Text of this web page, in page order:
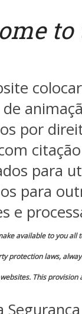
por
para
para
e
available to you
protection laws,
This
Informação